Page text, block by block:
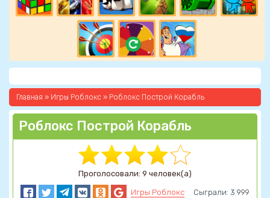
Главная » Игры Роблокс » Роблокс Построй Корабль
Роблокс Построй Корабль
Проголосовали: 9 человек(а)
Игры Роблокс Сыграли: 3 999